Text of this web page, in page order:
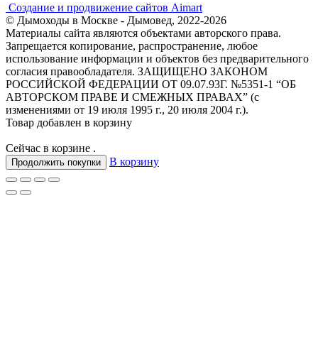
Создание и продвижение сайтов Aimart
© Дымоходы в Москве - Дымовед, 2022-2026
Материалы сайта являются объектами авторского права.
Запрещается копирование, распространение, любое
использование информации и объектов без предварительного
согласия правообладателя. ЗАЩИЩЕНО ЗАКОНОМ
РОССИЙСКОЙ ФЕДЕРАЦИИ ОТ 09.07.93Г. №5351-1 “ОБ
АВТОРСКОМ ПРАВЕ И СМЕЖНЫХ ПРАВАХ” (с
изменениями от 19 июля 1995 г., 20 июля 2004 г.).
Товар добавлен в корзину
Сейчас в корзине .
Продолжить покупки В корзину